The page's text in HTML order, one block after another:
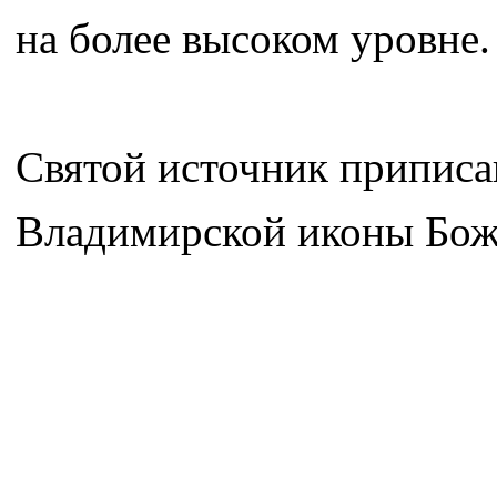
на более высоком уровне.
Святой источник
Владимирской иконы